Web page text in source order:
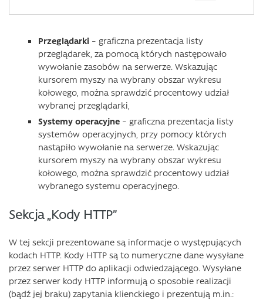
Przeglądarki – graficzna prezentacja listy
przeglądarek, za pomocą których następowało
wywołanie zasobów na serwerze. Wskazując
kursorem myszy na wybrany obszar wykresu
kołowego, można sprawdzić procentowy udział
wybranej przeglądarki,
Systemy operacyjne – graficzna prezentacja listy
systemów operacyjnych, przy pomocy których
nastąpiło wywołanie na serwerze. Wskazując
kursorem myszy na wybrany obszar wykresu
kołowego, można sprawdzić procentowy udział
wybranego systemu operacyjnego.
Sekcja „Kody HTTP”
W tej sekcji prezentowane są informacje o występujących
kodach HTTP. Kody HTTP są to numeryczne dane wysyłane
przez serwer HTTP do aplikacji odwiedzającego. Wysyłane
przez serwer kody HTTP informują o sposobie realizacji
(bądź jej braku) zapytania klienckiego i prezentują m.in.: